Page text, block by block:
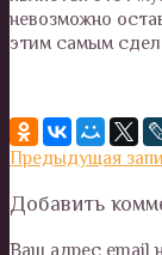
невозможно
этим самым
Предыдущая
Добавить
Ваш адрес email